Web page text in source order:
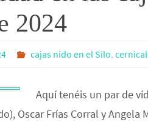
2024
cajas nido en el Silo,
Aquí tenéis un par de
Oscar Frías Corral y